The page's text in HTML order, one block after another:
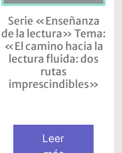
Serie «Enseñanza
de la lectura» Tema:
«El camino hacia la
lectura fluida: dos
rutas
imprescindibles»
Leer